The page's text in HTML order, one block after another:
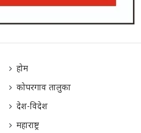
होम
कोपरगाव तालुका
देश-विदेश
महाराष्ट्र